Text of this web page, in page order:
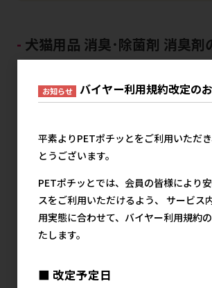
犬猫用品 消臭･除菌剤 消臭剤
[ライオン]シュシュット!オシ
ッコ･ウンチ専用消臭剤 猫用
つめかえ用 特大 720ml【メー
980円
[ライオン]シュ
ッコ･ウンチ専用
お知らせ バイヤー利用規約改定の
平素よりPETポチッとをご利用いただ
とうございます。
PETポチッとでは、会員の皆様により
スをご利用いただけるよう、 サービス
用実態に合わせて、バイヤー利用規約
たします。
■ 改定予定日